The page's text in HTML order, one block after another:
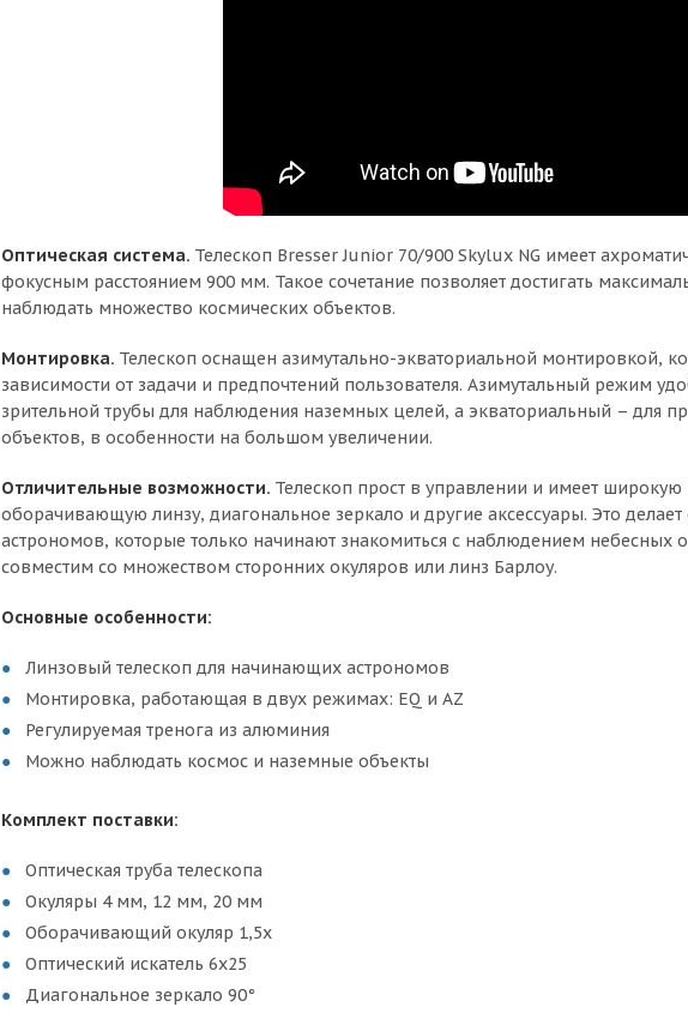
Оптическая система. Телескоп Bresser Junior 70/900 Skylux NG имеет
фокусным расстоянием 900 мм. Такое сочетание позволяет достигать
наблюдать множество космических объектов.
Монтировка. Телескоп оснащен азимутально-экваториальной монтировкой,
зависимости от задачи и предпочтений пользователя. Азимутальный режим
зрительной трубы для наблюдения наземных целей, а экваториальный – для
объектов, в особенности на большом увеличении.
Отличительные возможности. Телескоп прост в управлении и имеет
оборачивающую линзу, диагональное зеркало и другие аксессуары. Это
астрономов, которые только начинают знакомиться с наблюдением небесных
совместим со множеством сторонних окуляров или линз Барлоу.
Основные особенности:
Линзовый телескоп для начинающих астрономов
Монтировка, работающая в двух режимах: EQ и AZ
Регулируемая тренога из алюминия
Можно наблюдать космос и наземные объекты
Комплект поставки:
Оптическая труба телескопа
Окуляры 4 мм, 12 мм, 20 мм
Оборачивающий окуляр 1,5x
Оптический искатель 6x25
Диагональное зеркало 90°